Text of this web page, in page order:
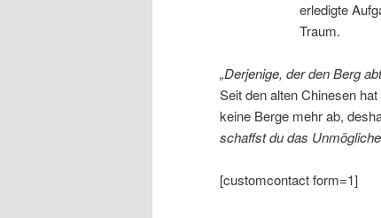
erledigte
Traum.
„Derjenige, der den Berg
Seit den alten Chinesen
keine Berge mehr ab,
schaffst du das
[customcontact form=1]